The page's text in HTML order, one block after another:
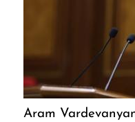
Aram